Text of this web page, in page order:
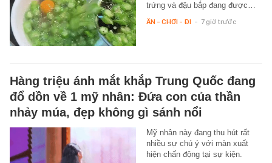
trứng và đậu bắp đang được…
ĂN - CHƠI - ĐI - 7 giờ trước
Hàng triệu ánh mắt khắp Trung Quốc đang
đổ dồn về 1 mỹ nhân: Đứa con của thần
nhảy múa, đẹp không gì sánh nổi
Mỹ nhân này đang thu hút rất
nhiều sự chú ý với màn xuất
hiện chấn động tại sự kiện.